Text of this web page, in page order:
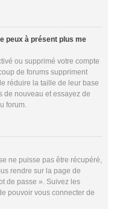
peux à présent plus me
ou supprimé votre compte
de forums suppriment
réduire la taille de leur base
de nouveau et essayez de
forum.
ne puisse pas être récupéré,
rendre sur la page de
de passe ». Suivez les
pouvoir vous connecter de